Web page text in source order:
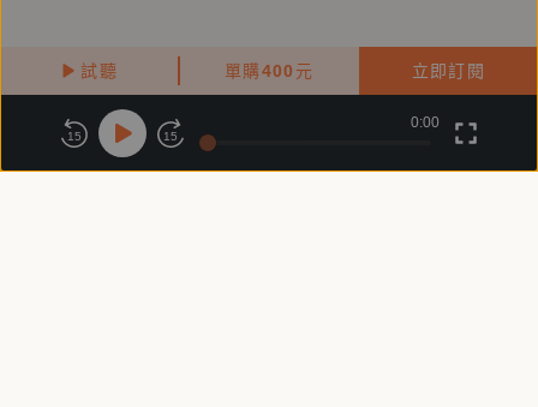
試聽 單購400 元 立即訂閱
關於鏡好聽
商務合作 付費條款 會員條款
15 15
0:00